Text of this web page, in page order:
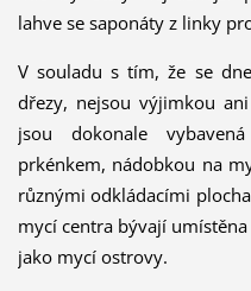
lahve se saponáty z linky
V souladu s tím, že se
dřezy, nejsou výjimkou
jsou dokonale
prkénkem, nádobkou na
různými odkládacími
mycí centra bývají
jako mycí ostrovy.